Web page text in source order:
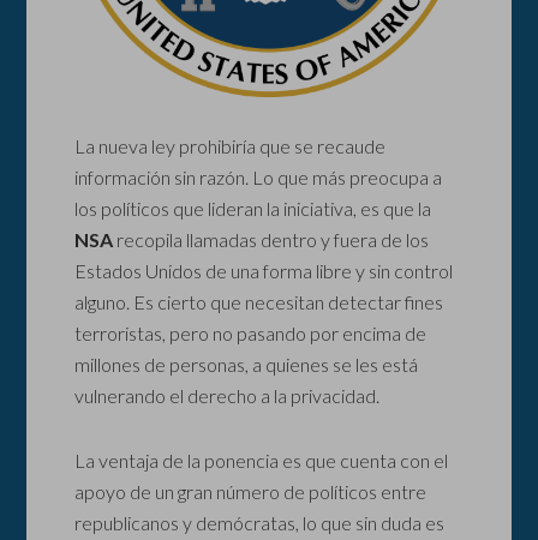
La nueva ley prohibiría que se recaude
información sin razón. Lo que más preocupa a
los políticos que lideran la iniciativa, es que la
NSA recopila llamadas dentro y fuera de los
Estados Unidos de una forma libre y sin control
alguno. Es cierto que necesitan detectar fines
terroristas, pero no pasando por encima de
millones de personas, a quienes se les está
vulnerando el derecho a la privacidad.
La ventaja de la ponencia es que cuenta con el
apoyo de un gran número de políticos entre
republicanos y demócratas, lo que sin duda es